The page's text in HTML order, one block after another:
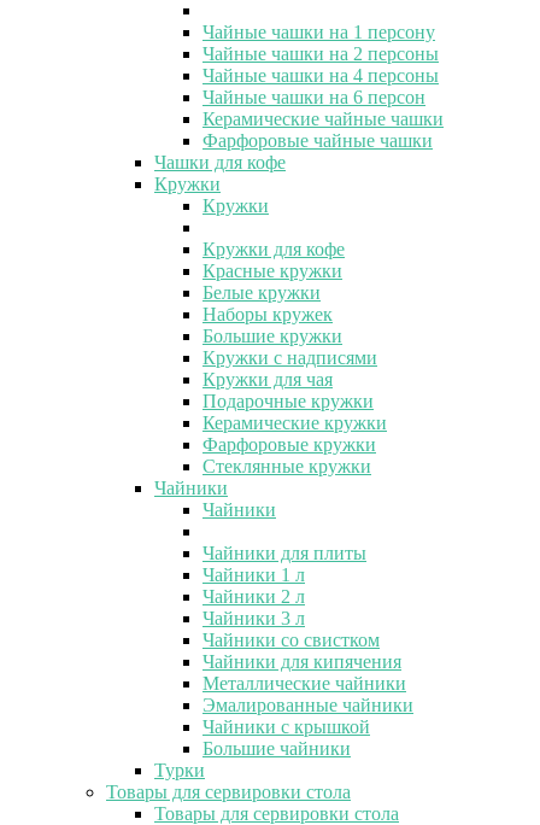
Чайные чашки на 1 персону
Чайные чашки на 2 персоны
Чайные чашки на 4 персоны
Чайные чашки на 6 персон
Керамические чайные чашки
Фарфоровые чайные чашки
Чашки для кофе
Кружки
Кружки
Кружки для кофе
Красные кружки
Белые кружки
Наборы кружек
Большие кружки
Кружки с надписями
Кружки для чая
Подарочные кружки
Керамические кружки
Фарфоровые кружки
Стеклянные кружки
Чайники
Чайники
Чайники для плиты
Чайники 1 л
Чайники 2 л
Чайники 3 л
Чайники со свистком
Чайники для кипячения
Металлические чайники
Эмалированные чайники
Чайники с крышкой
Большие чайники
Турки
Товары для сервировки стола
Товары для сервировки стола